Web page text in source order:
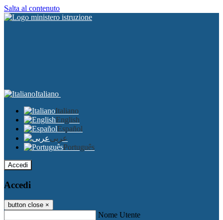
Salta al contenuto
Italiano
Italiano
English
Español
عربى
Português
Accedi
Accedi
button close ×
Nome Utente